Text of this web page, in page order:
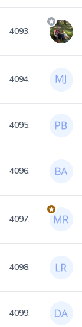
4093.
4094.
4095.
4096.
4097.
4098.
4099.